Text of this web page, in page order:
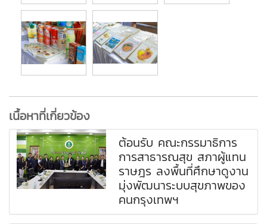
เนื้อหาที่เกี่ยวข้อง
ต้อนรับ คณะกรรมาธิการ
การสาธารณสุข สภาผู้แทน
ราษฎร ลงพื้นที่ศึกษาดูงาน
มุ่งพัฒนาระบบสุขภาพของ
คนกรุงเทพฯ